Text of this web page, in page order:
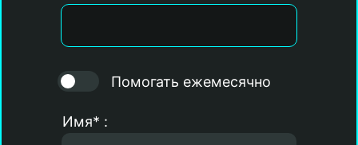
Помогать ежемесячно
Имя* :